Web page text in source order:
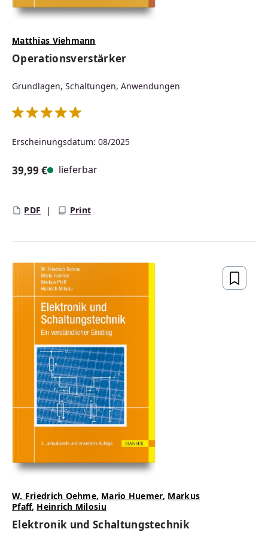
Matthias Viehmann
Operationsverstärker
Grundlagen, Schaltungen, Anwendungen
Erscheinungsdatum: 08/2025
39,99 € lieferbar
PDF Print
W. Friedrich Oehme, Mario Huemer, Markus
Pfaff, Heinrich Milosiu
Elektronik und Schaltungstechnik